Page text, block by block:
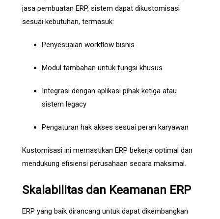
jasa pembuatan ERP, sistem dapat dikustomisasi
sesuai kebutuhan, termasuk:
Penyesuaian workflow bisnis
Modul tambahan untuk fungsi khusus
Integrasi dengan aplikasi pihak ketiga atau
sistem legacy
Pengaturan hak akses sesuai peran karyawan
Kustomisasi ini memastikan ERP bekerja optimal dan
mendukung efisiensi perusahaan secara maksimal.
Skalabilitas dan Keamanan ERP
ERP yang baik dirancang untuk dapat dikembangkan